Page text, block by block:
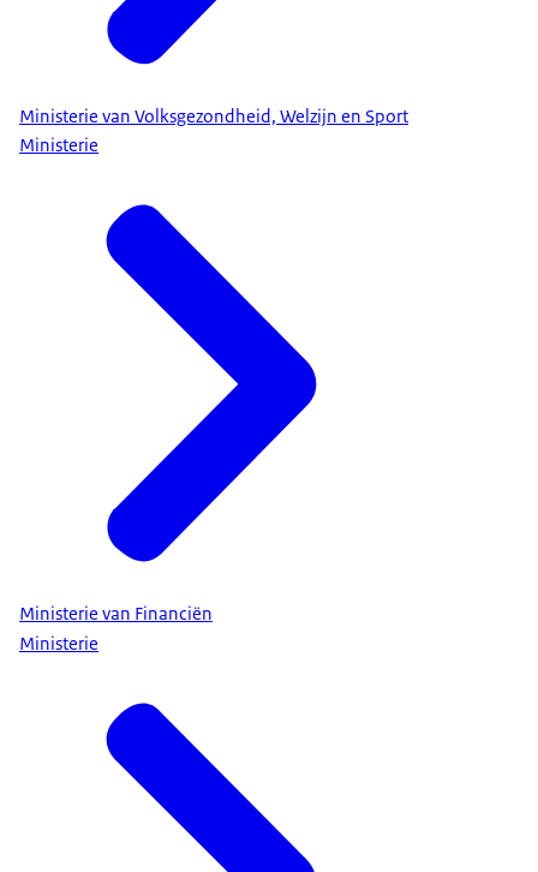
Ministerie van Volksgezondheid, Welzijn en Sport
Ministerie
Ministerie van Financiën
Ministerie